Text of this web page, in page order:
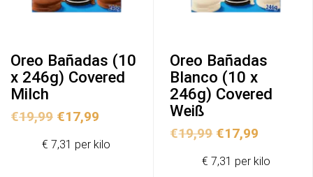
Oreo Bañadas (10
x 246g) Covered
Milch
€19,99 Ursprünglicher
war:
€17,99
ist:
€ 7,31 per kilo
Oreo Bañadas
Blanco (10 x
246g) Covered
Weiß
€19,99 Ursprünglicher
war:
€17,99
ist:
€ 7,31 per kilo